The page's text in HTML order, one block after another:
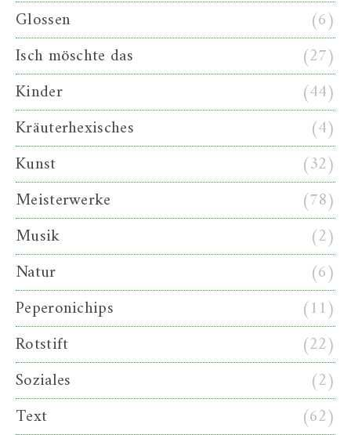
Glossen
(6)
Isch möschte das
(27)
Kinder
(44)
Kräuterhexisches
(4)
Kunst
(32)
Meisterwerke
(78)
Musik
(2)
Natur
(6)
Peperonichips
(11)
Rotstift
(22)
Soziales
(2)
Text
(62)